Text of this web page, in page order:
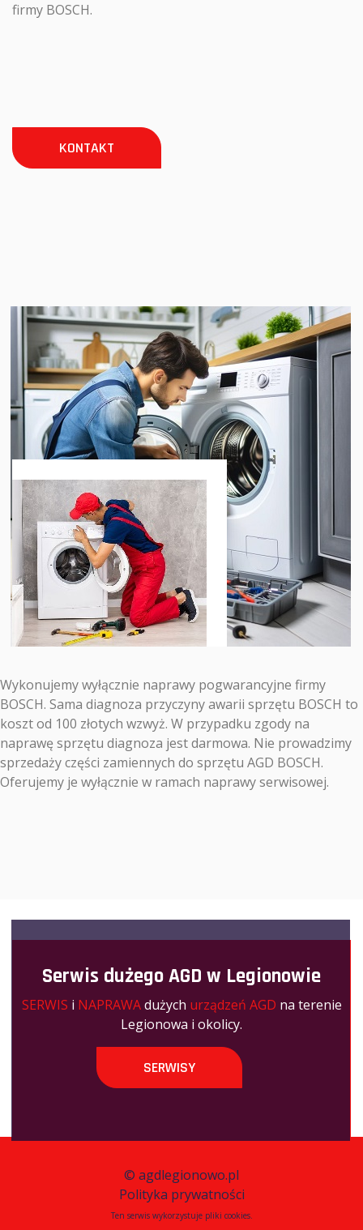
firmy BOSCH.
KONTAKT
Wykonujemy wyłącznie naprawy pogwarancyjne firmy
BOSCH. Sama diagnoza przyczyny awarii sprzętu BOSCH to
koszt od 100 złotych wzwyż. W przypadku zgody na
naprawę sprzętu diagnoza jest darmowa. Nie prowadzimy
sprzedaży części zamiennych do sprzętu AGD BOSCH.
Oferujemy je wyłącznie w ramach naprawy serwisowej.
Serwis dużego AGD w Legionowie
SERWIS i NAPRAWAdużych urządzeń AGD na terenie
Legionowa i okolicy.
SERWISY
© agdlegionowo.pl
Polityka prywatności
Ten serwis wykorzystuje pliki cookies.